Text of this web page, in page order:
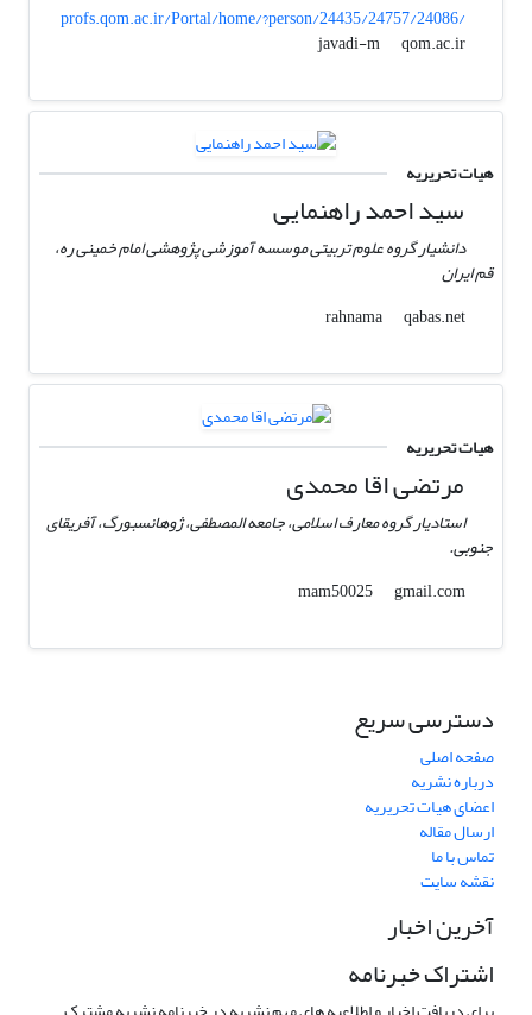
profs.qom.ac.ir/Portal/home/?person/24435/24757/24086/
javadi-m
qom.ac.ir
هیات تحریریه
سید احمد راهنمایی
دانشیار گروه علوم تربیتی موسسه آموزشی پژوهشی امام خمینی ره،
قم ایران
rahnama
qabas.net
هیات تحریریه
مرتضی اقا محمدی
استادیار گروه معارف اسلامی، جامعه المصطفی، ژوهانسبورگ، آفریقای
جنوبی.
mam50025
gmail.com
دسترسی سریع
صفحه اصلی
درباره نشریه
اعضای هیات تحریریه
ارسال مقاله
تماس با ما
نقشه سایت
آخرین اخبار
اشتراک خبرنامه